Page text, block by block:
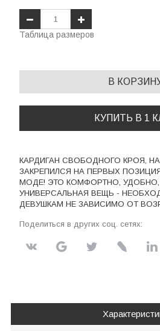
Таблица размеров
В
КУПИТЬ В 1
КАРДИГАН СВОБОДНОГО КРОЯ,
ЗАКРЕПИЛСЯ НА ПЕРВЫХ
МОДЕ! ЭТО КОМФОРТНО, УДОБНО,
УНИВЕРСАЛЬНАЯ ВЕЩЬ -
ДЕВУШКАМ НЕ ЗАВИСИМО ОТ
Поделиться в других соц. сетях: